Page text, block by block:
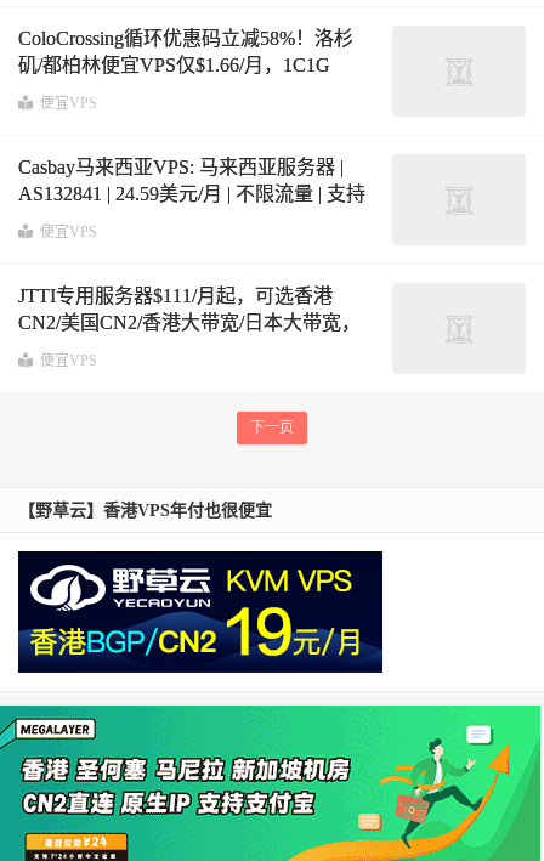
ColoCrossing循环优惠码立减58%！洛杉
矶/都柏林便宜VPS仅$1.66/月，1C1G
25GB SSD，20TB流量@1Gbps带宽
便宜VPS
Casbay马来西亚VPS: 马来西亚服务器 |
AS132841 | 24.59美元/月 | 不限流量 | 支持
Linux/Windows
便宜VPS
JTTI专用服务器$111/月起，可选香港
CN2/美国CN2/香港大带宽/日本大带宽，
专用硬件资源，终身循环优惠
便宜VPS
下一页
【野草云】香港VPS年付也很便宜